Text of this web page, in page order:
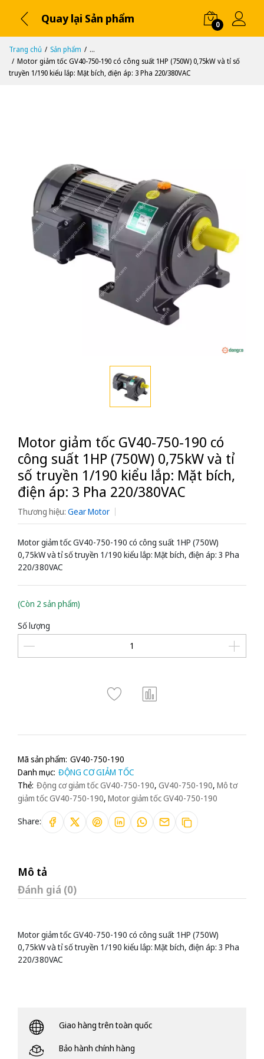
Quay lại Sản phẩm 0
Trang chủ Sản phẩm
...
Motor giảm tốc GV40-750-190 có công suất 1HP (750W) 0,75kW và tỉ số
truyền 1/190 kiểu lắp: Mặt bích, điện áp: 3 Pha 220/380VAC
Motor giảm tốc GV40-750-190 có
công suất 1HP (750W) 0,75kW và tỉ
số truyền 1/190 kiểu lắp: Mặt bích,
điện áp: 3 Pha 220/380VAC
Thương hiệu: Gear Motor
Motor giảm tốc GV40-750-190 có công suất 1HP (750W)
0,75kW và tỉ số truyền 1/190 kiểu lắp: Mặt bích, điện áp: 3 Pha
220/380VAC
(Còn 2 sản phẩm)
Số lượng
Mã sản phẩm: GV40-750-190
Danh mục: ĐỘNG CƠ GIẢM TỐC
Thẻ: Động cơ giảm tốc GV40-750-190, GV40-750-190, Mô tơ
giảm tốc GV40-750-190, Motor giảm tốc GV40-750-190
Share:
Mô tả
Đánh giá (0)
Motor giảm tốc GV40-750-190 có công suất 1HP (750W)
0,75kW và tỉ số truyền 1/190 kiểu lắp: Mặt bích, điện áp: 3 Pha
220/380VAC
Giao hàng trên toàn quốc
Bảo hành chính hàng